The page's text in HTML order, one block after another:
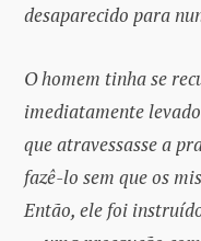
desaparecido para
O homem tinha se
imediatamente
que atravessasse a
fazê-lo sem que os
Então, ele foi